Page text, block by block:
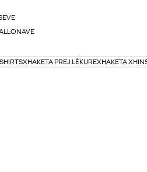
XHAKETA PREJ LËKUREXHAKETA